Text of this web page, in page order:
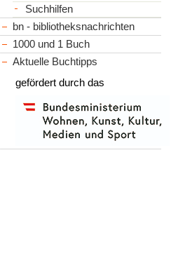
Suchhilfen
bn - bibliotheksnachrichten
1000 und 1 Buch
Aktuelle Buchtipps
gefördert durch das